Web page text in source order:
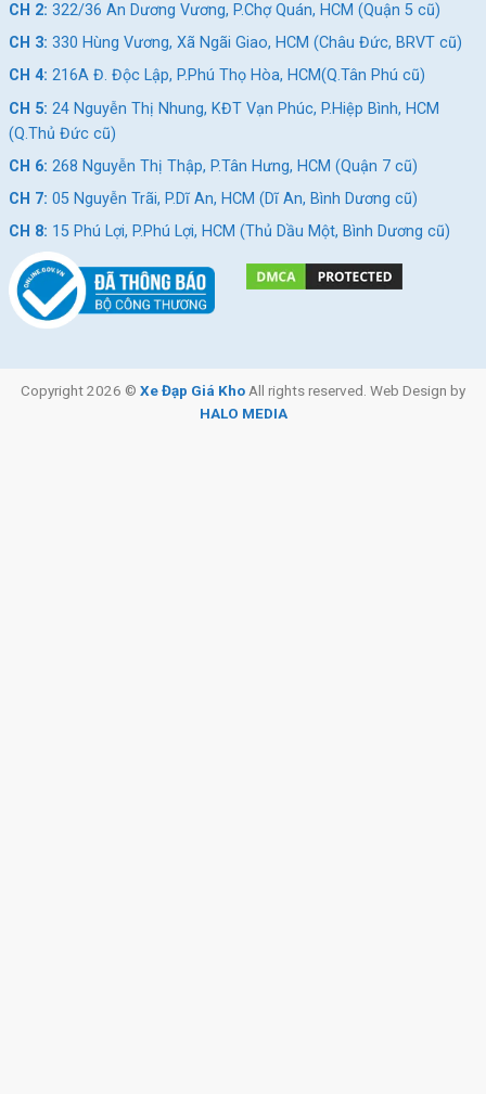
CH 2: 322/36 An Dương Vương, P.Chợ Quán, HCM (Quận 5 cũ)
CH 3: 330 Hùng Vương, Xã Ngãi Giao, HCM (Châu Đức, BRVT cũ)
CH 4: 216A Đ. Độc Lập, P.Phú Thọ Hòa, HCM(Q.Tân Phú cũ)
CH 5: 24 Nguyễn Thị Nhung, KĐT Vạn Phúc, P.Hiệp Bình, HCM
(Q.Thủ Đức cũ)
CH 6: 268 Nguyễn Thị Thập, P.Tân Hưng, HCM (Quận 7 cũ)
CH 7: 05 Nguyễn Trãi, P.Dĩ An, HCM (Dĩ An, Bình Dương cũ)
CH 8: 15 Phú Lợi, P.Phú Lợi, HCM (Thủ Dầu Một, Bình Dương cũ)
Copyright 2026 © Xe Đạp Giá KhoAll rights reserved. Web Design by
HALO MEDIA